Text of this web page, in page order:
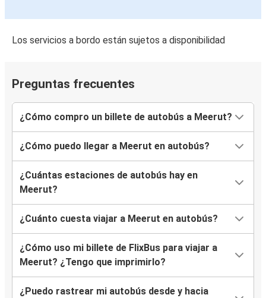
Los servicios a bordo están sujetos a disponibilidad
Preguntas frecuentes
¿Cómo compro un billete de autobús a Meerut?
¿Cómo puedo llegar a Meerut en autobús?
¿Cuántas estaciones de autobús hay en
Meerut?
¿Cuánto cuesta viajar a Meerut en autobús?
¿Cómo uso mi billete de FlixBus para viajar a
Meerut? ¿Tengo que imprimirlo?
¿Puedo rastrear mi autobús desde y hacia